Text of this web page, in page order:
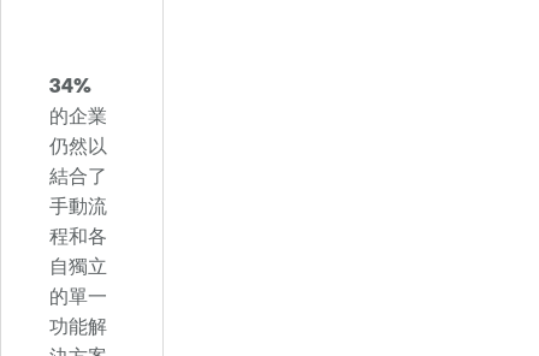
34%
的企業
仍然以
結合了
手動流
程和各
自獨立
的單一
功能解